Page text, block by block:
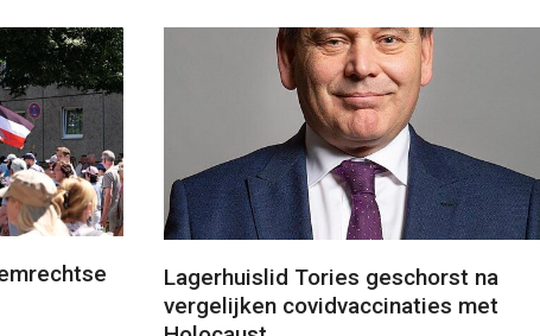
Lagerhuislid Tories geschorst na
vergelijken covidvaccinaties met